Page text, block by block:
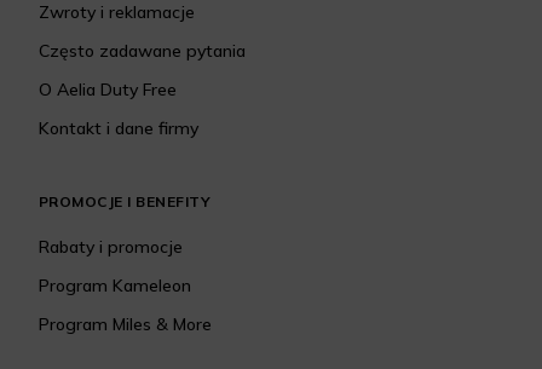
Zwroty i reklamacje
Często zadawane pytania
O Aelia Duty Free
Kontakt i dane firmy
PROMOCJE I BENEFITY
Rabaty i promocje
Program Kameleon
Program Miles & More